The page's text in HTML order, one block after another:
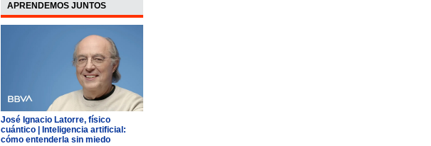
APRENDEMOS JUNTOS
José Ignacio Latorre, físico
cuántico | Inteligencia artificial:
cómo entenderla sin miedo